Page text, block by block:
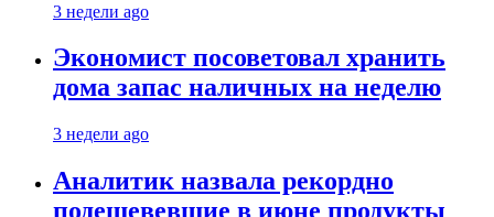
3 недели ago
Экономист посоветовал хранить
дома запас наличных на неделю
3 недели ago
Аналитик назвала рекордно
подешевевшие в июне продукты